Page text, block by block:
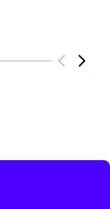
Previous
Next